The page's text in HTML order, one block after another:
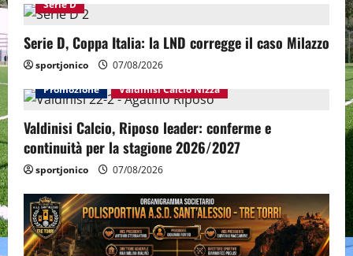
Serie D
Serie D, Coppa Italia: la LND corregge il caso Milazzo
sportjonico
07/08/2026
Promozione
Valdinisi Calcio Nizza
Valdinisi Calcio, Riposo leader: conferme e
continuità per la stagione 2026/2027
sportjonico 07/08/2026